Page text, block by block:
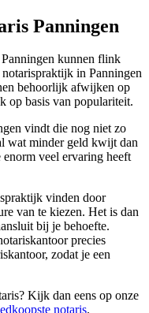
Panningen
kunnen flink
in Panningen
behoorlijk afwijken op
op basis van populariteit.
vindt die nog niet zo
wat minder geld kwijt dan
veel ervaring heeft
vinden door
van te kiezen. Het is dan
bij je behoefte.
precies
zodat je een
Kijk dan eens op onze
notaris.